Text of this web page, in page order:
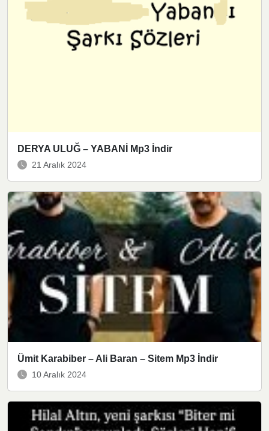
DERYA ULUĞ – YABANİ Mp3 İndir
21 Aralık 2024
Ümit Karabiber – Ali Baran – Sitem Mp3 İndir
10 Aralık 2024